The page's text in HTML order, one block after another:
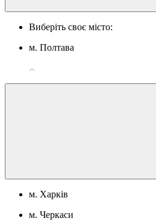
Виберіть своє місто:
м. Полтава
м. Харків
м. Черкаси